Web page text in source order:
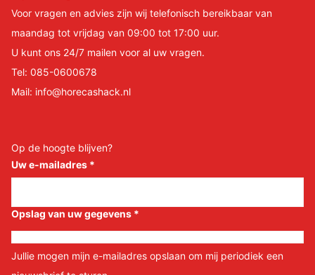
Voor vragen en advies zijn wij telefonisch bereikbaar van
maandag tot vrijdag van 09:00 tot 17:00 uur.
U kunt ons 24/7 mailen voor al uw vragen.
Tel: 085-0600678
Mail: info@horecashack.nl
Op de hoogte blijven?
Uw e-mailadres *
Opslag van uw gegevens *
Jullie mogen mijn e-mailadres opslaan om mij periodiek een